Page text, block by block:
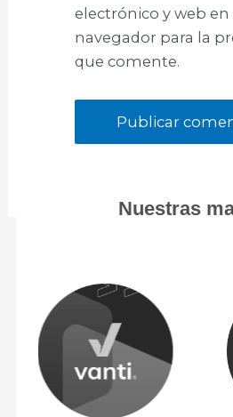
electrónico y web en
navegador para la
que comente.
Nuestras